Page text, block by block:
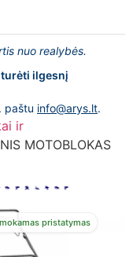
nuo realybės.
ilgesnį
paštu info@arys.lt.
ir
MOTOBLOKAS
pristatymas